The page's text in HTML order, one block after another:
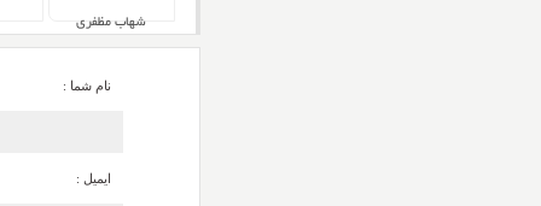
شهاب مظفری
نام شما :
ایمیل :